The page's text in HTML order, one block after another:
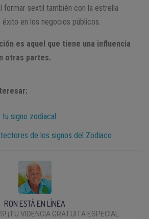
formar sextil también con la estrella
éxito en los negocios públicos.
es aquel que tiene una influencia
otras partes.
signo zodiacal
de los signos del Zodiaco
RON ESTÁ EN LÍNEA
¡TU VIDENCIA GRATUITA ESPECIAL